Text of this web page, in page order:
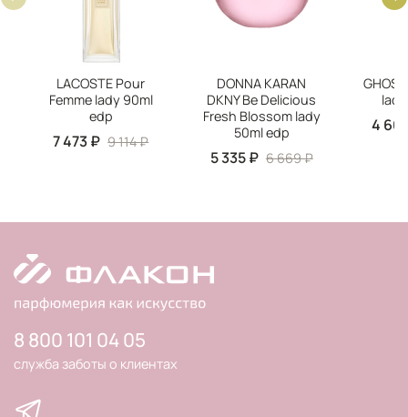
LACOSTE Pour
Femme lady 90ml
edp
7 473 ₽ 9 114 ₽
DONNA KARAN
DKNY Be Delicious
Fresh Blossom lady
50ml edp
5 335 ₽ 6 669 ₽
4
8 800 101 04 05
служба заботы о клиентах